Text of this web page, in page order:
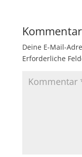
Deine E-Mail-
Erforderliche